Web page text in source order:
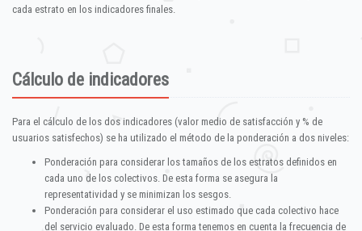
cada estrato en los indicadores finales.
Cálculo de indicadores
Para el cálculo de los dos indicadores (valor medio de satisfacción y % de
usuarios satisfechos) se ha utilizado el método de la ponderación a dos niveles:
Ponderación para considerar los tamaños de los estratos definidos en
cada uno de los colectivos. De esta forma se asegura la
representatividad y se minimizan los sesgos.
Ponderación para considerar el uso estimado que cada colectivo hace
del servicio evaluado. De esta forma tenemos en cuenta la frecuencia de